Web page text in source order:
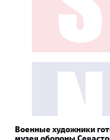
Военные художники